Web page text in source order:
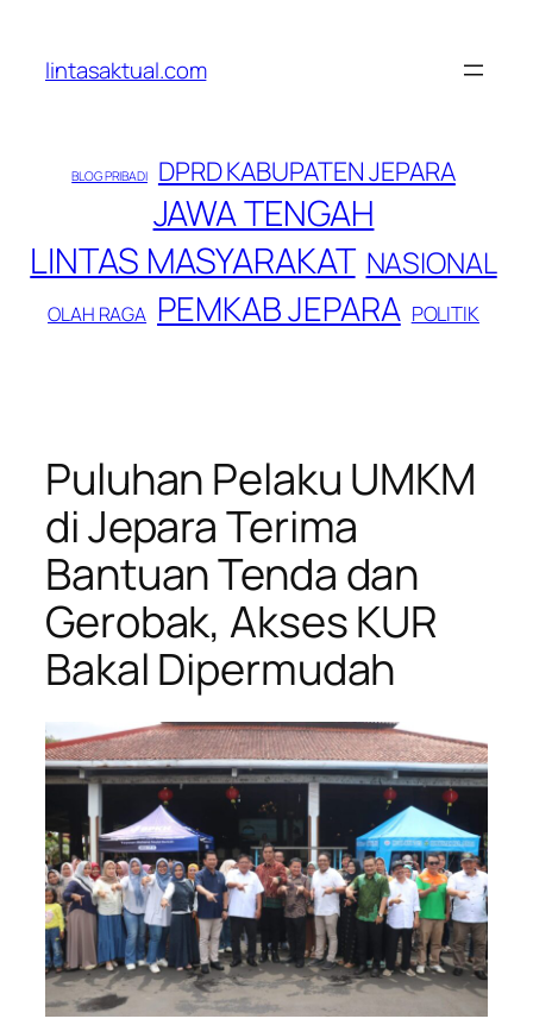
konten
lintasaktual.com
BLOG PRIBADI DPRD KABUPATEN JEPARA
JAWA TENGAH
LINTAS MASYARAKAT NASIONAL
OLAH RAGA PEMKAB JEPARA POLITIK
Puluhan Pelaku UMKM
di Jepara Terima
Bantuan Tenda dan
Gerobak, Akses KUR
Bakal Dipermudah